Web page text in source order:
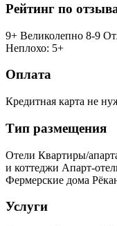
Рейтинг по
9+ Великолепно 8-9
Неплохо: 5+
Оплата
Кредитная карта не
Тип размещения
Отели Квартиры/
и коттеджи Апарт-
Фермерские дома
Услуги